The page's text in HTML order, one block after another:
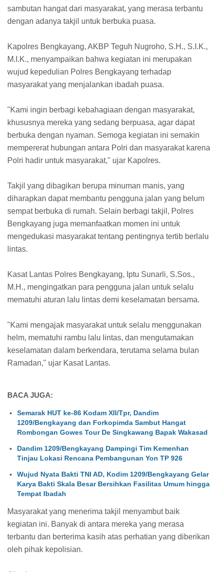
sambutan hangat dari masyarakat, yang merasa terbantu
dengan adanya takjil untuk berbuka puasa.
Kapolres Bengkayang, AKBP Teguh Nugroho, S.H., S.I.K.,
M.I.K., menyampaikan bahwa kegiatan ini merupakan
wujud kepedulian Polres Bengkayang terhadap
masyarakat yang menjalankan ibadah puasa.
"Kami ingin berbagi kebahagiaan dengan masyarakat,
khususnya mereka yang sedang berpuasa, agar dapat
berbuka dengan nyaman. Semoga kegiatan ini semakin
mempererat hubungan antara Polri dan masyarakat karena
Polri hadir untuk masyarakat," ujar Kapolres.
Takjil yang dibagikan berupa minuman manis, yang
diharapkan dapat membantu pengguna jalan yang belum
sempat berbuka di rumah. Selain berbagi takjil, Polres
Bengkayang juga memanfaatkan momen ini untuk
mengedukasi masyarakat tentang pentingnya tertib berlalu
lintas.
Kasat Lantas Polres Bengkayang, Iptu Sunarli, S.Sos.,
M.H., mengingatkan para pengguna jalan untuk selalu
mematuhi aturan lalu lintas demi keselamatan bersama.
"Kami mengajak masyarakat untuk selalu menggunakan
helm, mematuhi rambu lalu lintas, dan mengutamakan
keselamatan dalam berkendara, terutama selama bulan
Ramadan," ujar Kasat Lantas.
BACA JUGA:
Semarak HUT ke-86 Kodam XII/Tpr, Dandim
1209/Bengkayang dan Forkopimda Sambut Hangat
Rombongan Gowes Tour De Singkawang Bapak Wakasad
Dandim 1209/Bengkayang Dampingi Tim Kemenhan
Tinjau Lokasi Rencana Pembangunan Yon TP 926
Wujud Nyata Bakti TNI AD, Kodim 1209/Bengkayang Gelar
Karya Bakti Skala Besar Bersihkan Fasilitas Umum hingga
Tempat Ibadah
Masyarakat yang menerima takjil menyambut baik
kegiatan ini. Banyak di antara mereka yang merasa
terbantu dan berterima kasih atas perhatian yang diberikan
oleh pihak kepolisian.